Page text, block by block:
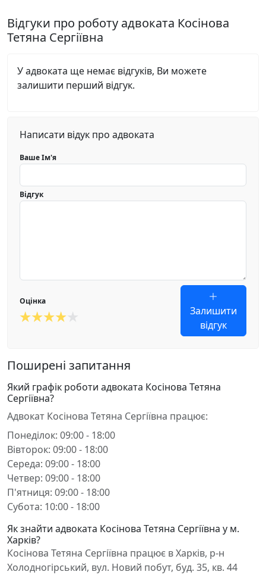
Відгуки про роботу адвоката Косінова
Тетяна Сергіївна
У адвоката ще немає відгуків, Ви можете
залишити перший відгук.
Написати відук про адвоката
Ваше Ім'я
Відгук
Оцінка
Залишити
відгук
Поширені запитання
Який графік роботи адвоката Косінова Тетяна
Сергіївна?
Адвокат Косінова Тетяна Сергіївна працює:
Понеділок: 09:00 - 18:00
Вівторок: 09:00 - 18:00
Середа: 09:00 - 18:00
Четвер: 09:00 - 18:00
П'ятниця: 09:00 - 18:00
Субота: 10:00 - 18:00
Як знайти адвоката Косінова Тетяна Сергіївна у м.
Харків?
Косінова Тетяна Сергіївна працює в Харків, р-н
Холодногірський, вул. Новий побут, буд. 35, кв. 44